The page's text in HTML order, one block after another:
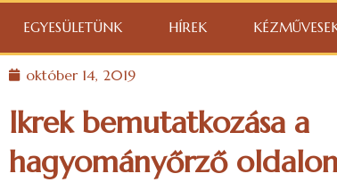
EGYESÜLETÜNK HÍREK
október 14, 2019
Ikrek bemutatkozása a
hagyományőrző